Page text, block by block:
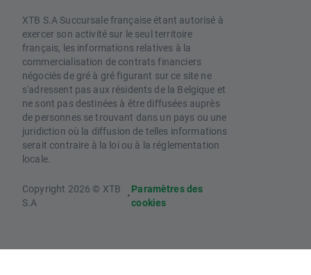
XTB S.A Succursale française étant autorisé à
exercer son activité sur le seul territoire
français, les informations relatives à la
commercialisation de contrats financiers
négociés de gré à gré figurant sur ce site ne
s'adressent pas aux résidents de la Belgique et
ne sont pas destinées à être diffusées auprès
de personnes se trouvant dans un pays ou une
juridiction où la diffusion de telles informations
serait contraire à la loi ou à la réglementation
locale.
Copyright 2026 © XTB
S.A
•
Paramètres des
cookies